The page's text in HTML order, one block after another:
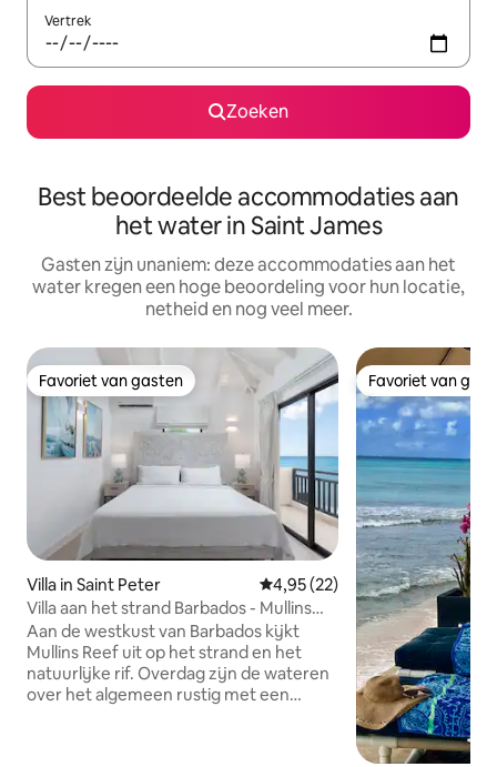
Vertrek
Zoeken
Best beoordeelde accommodaties aan
het water in Saint James
Gasten zijn unaniem: deze accommodaties aan het
water kregen een hoge beoordeling voor hun locatie,
netheid en nog veel meer.
Favoriet van gasten
Favoriet van gasten
Villa in Saint Peter Gemiddelde beoordeling van
4,95 (22)
Villa aan het strand Barbados - Mullins
Reef St. Peter
Aan de westkust van Barbados kijkt
Mullins Reef uit op het strand en het
natuurlijke rif. Overdag zijn de wateren
over het algemeen rustig met een
Favoriet van
Favoriet van